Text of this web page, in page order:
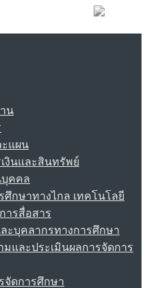
น
แผน
งินและสินทรัพย์
บุคคล
ศึกษาทางไกล เทคโนโลยี
ารสื่อสาร
ะบุคลากรทางการศึกษา
และประเมินผลการจัดการ
จัดการศึกษา